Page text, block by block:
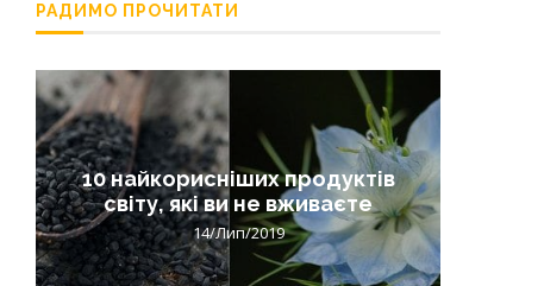
РАДИМО ПРОЧИТАТИ
10 найкорисніших продуктів
світу, які ви не вживаєте
14/Лип/2019